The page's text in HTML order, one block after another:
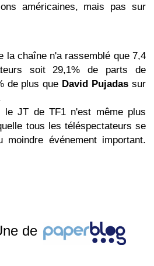
américaines, mais pas sur
la chaîne n'a rassemblé que 7,4
soit 29,1% de parts de
de plus que David Pujadas sur
le JT de TF1 n'est même plus
tous les téléspectateurs se
événement important.
de